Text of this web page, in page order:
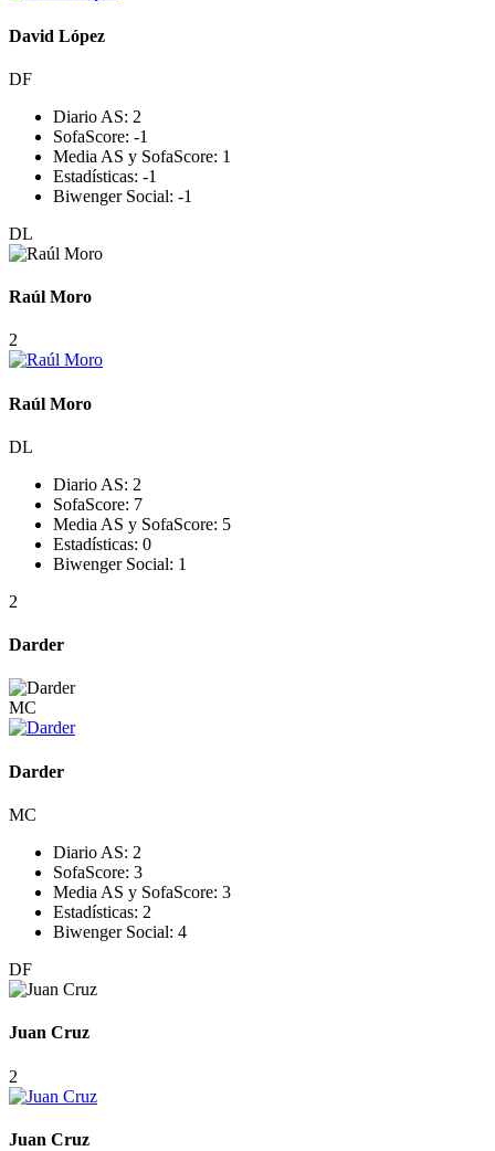
David López
DF
Diario AS: 2
SofaScore: -1
Media AS y SofaScore: 1
Estadísticas: -1
Biwenger Social: -1
DL
Raúl Moro
2
Raúl Moro
DL
Diario AS: 2
SofaScore: 7
Media AS y SofaScore: 5
Estadísticas: 0
Biwenger Social: 1
2
Darder
MC
Darder
MC
Diario AS: 2
SofaScore: 3
Media AS y SofaScore: 3
Estadísticas: 2
Biwenger Social: 4
DF
Juan Cruz
2
Juan Cruz